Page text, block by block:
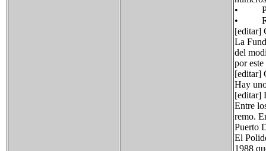
•
•
[editar]
La
del
por
[editar]
Hay
[editar]
Entre
remo.
Puerto
El
1988